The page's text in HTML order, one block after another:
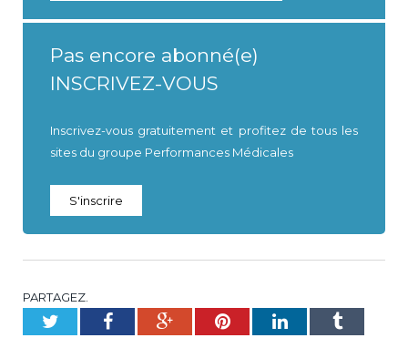
Pas encore abonné(e)
INSCRIVEZ-VOUS
Inscrivez-vous gratuitement et profitez de tous les
sites du groupe Performances Médicales
S'inscrire
PARTAGEZ.
TwitterFacebookGoogle+PinterestLinkedInTumblr